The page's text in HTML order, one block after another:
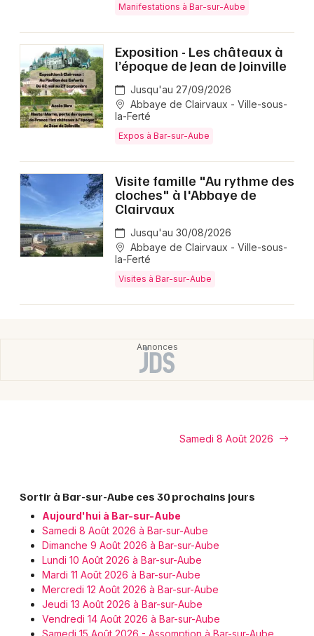
10 - Aube
Choisir mes départements
Mon email
Manifestations à Bar-sur-Aube
Exposition - Les châteaux à
l’époque de Jean de Joinville
Jusqu'au 27/09/2026
Abbaye de Clairvaux - Ville-sous-
la-Ferté
Expos à Bar-sur-Aube
Visite famille "Au rythme des
cloches" à l'Abbaye de
Clairvaux
Jusqu'au 30/08/2026
Abbaye de Clairvaux - Ville-sous-
la-Ferté
Visites à Bar-sur-Aube
Samedi 8 Août 2026
Sortir à Bar-sur-Aube ces 30 prochains jours
Aujourd'hui à Bar-sur-Aube
Samedi 8 Août 2026 à Bar-sur-Aube
Dimanche 9 Août 2026 à Bar-sur-Aube
Lundi 10 Août 2026 à Bar-sur-Aube
Mardi 11 Août 2026 à Bar-sur-Aube
Mercredi 12 Août 2026 à Bar-sur-Aube
Jeudi 13 Août 2026 à Bar-sur-Aube
Vendredi 14 Août 2026 à Bar-sur-Aube
Samedi 15 Août 2026 - Assomption à Bar-sur-Aube